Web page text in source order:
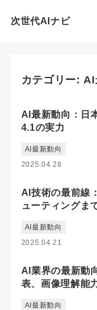
次世代AIナビ
カテゴリー:AI
AI最新動向：日
4.1の実力
AI最新動向
2025.04.28
AI技術の最前線
ューティングま
AI最新動向
2025.04.21
AI業界の最新動
表、画像理解能
AI最新動向